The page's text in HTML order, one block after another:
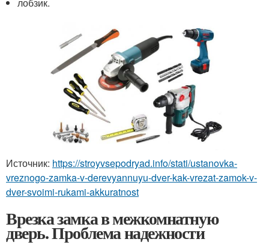
лобзик.
Источник: https://stroyvsepodryad.info/stati/ustanovka-
vreznogo-zamka-v-derevyannuyu-dver-kak-vrezat-zamok-v-
dver-svoimi-rukami-akkuratnost
Врезка замка в межкомнатную
дверь. Проблема надежности